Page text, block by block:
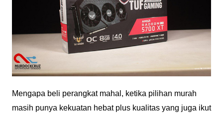
Mengapa beli perangkat mahal, ketika pilihan murah
masih punya kekuatan hebat plus kualitas yang juga ikut